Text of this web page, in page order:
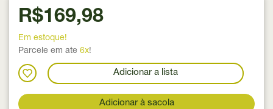
R$169,98
Em estoque!
Parcele em ate 6x!
Adicionar a lista
Adicionar à sacola